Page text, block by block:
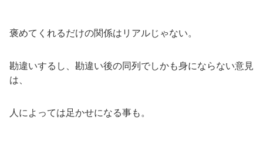
褒めてくれるだけの関係はリアルじゃない。
勘違いするし、勘違い後の同列でしかも身にならない意見
は、
人によっては足かせになる事も。